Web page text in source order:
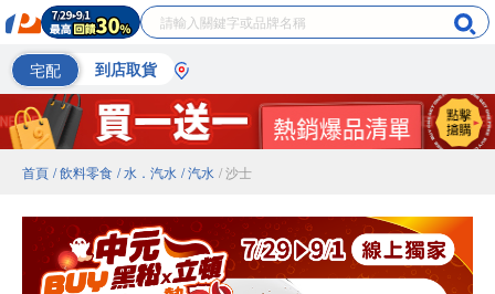
宅配 到店取貨
首頁 / 飲料零食 / 水．汽水 / 汽水 / 沙士